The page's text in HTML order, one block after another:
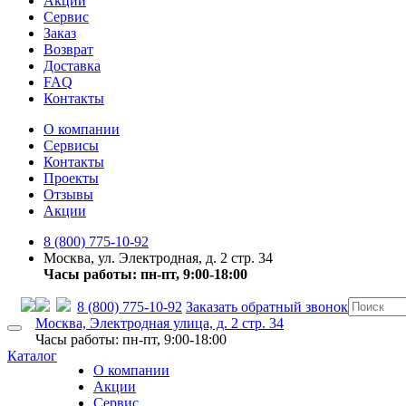
Сервис
Заказ
Возврат
Доставка
FAQ
Контакты
О компании
Сервисы
Контакты
Проекты
Отзывы
Акции
8 (800) 775-10-92
Москва, ул. Электродная, д. 2 стр. 34
Часы работы: пн-пт, 9:00-18:00
8 (800) 775-10-92 Заказать обратный звонок
Москва, Электродная улица, д. 2 стр. 34
Часы работы: пн-пт, 9:00-18:00
Каталог
О компании
Акции